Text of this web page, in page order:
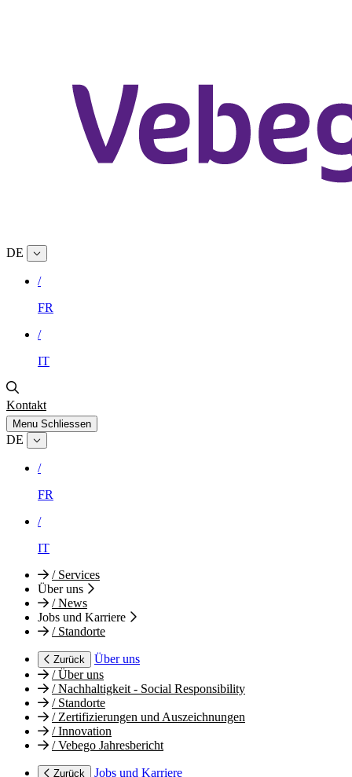
DE
/
FR
/
IT
Kontakt
Menu Schliessen
DE
/
FR
/
IT
/Services
Über uns
/News
Jobs und Karriere
/Standorte
Zurück
Über uns
/Über uns
/Nachhaltigkeit - Social Responsibility
/Standorte
/Zertifizierungen und Auszeichnungen
/Innovation
/Vebego Jahresbericht
Zurück
Jobs und Karriere